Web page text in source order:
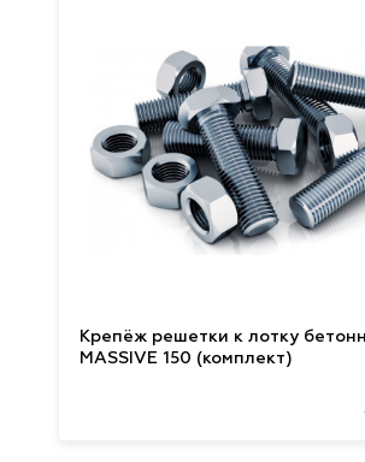
Крепёж решетки к лотку
MASSIVE 150 (комплект)